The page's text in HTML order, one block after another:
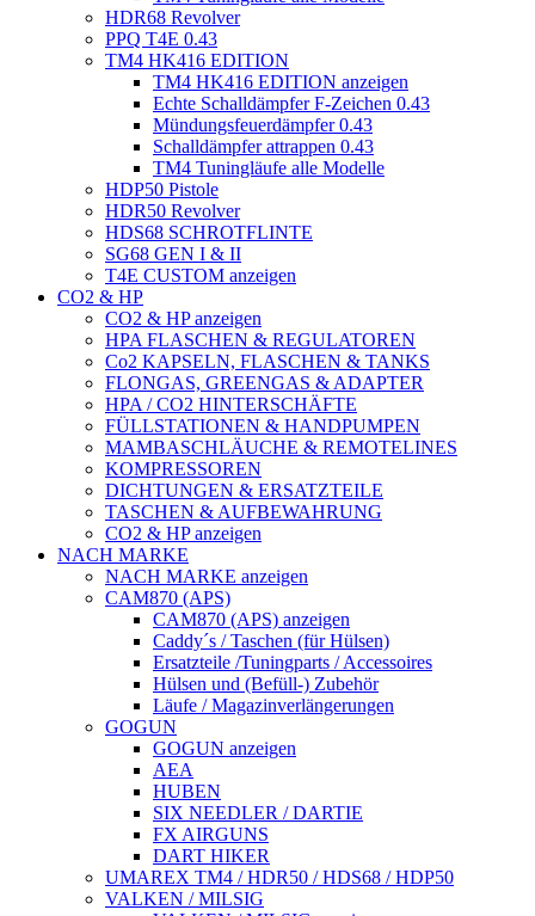
HDR68 Revolver
PPQ T4E 0.43
TM4 HK416 EDITION
TM4 HK416 EDITION anzeigen
Echte Schalldämpfer F-Zeichen 0.43
Mündungsfeuerdämpfer 0.43
Schalldämpfer attrappen 0.43
TM4 Tuningläufe alle Modelle
HDP50 Pistole
HDR50 Revolver
HDS68 SCHROTFLINTE
SG68 GEN I & II
T4E CUSTOM anzeigen
CO2 & HP
CO2 & HP anzeigen
HPA FLASCHEN & REGULATOREN
Co2 KAPSELN, FLASCHEN & TANKS
FLONGAS, GREENGAS & ADAPTER
HPA / CO2 HINTERSCHÄFTE
FÜLLSTATIONEN & HANDPUMPEN
MAMBASCHLÄUCHE & REMOTELINES
KOMPRESSOREN
DICHTUNGEN & ERSATZTEILE
TASCHEN & AUFBEWAHRUNG
CO2 & HP anzeigen
NACH MARKE
NACH MARKE anzeigen
CAM870 (APS)
CAM870 (APS) anzeigen
Caddy´s / Taschen (für Hülsen)
Ersatzteile /Tuningparts / Accessoires
Hülsen und (Befüll-) Zubehör
Läufe / Magazinverlängerungen
GOGUN
GOGUN anzeigen
AEA
HUBEN
SIX NEEDLER / DARTIE
FX AIRGUNS
DART HIKER
UMAREX TM4 / HDR50 / HDS68 / HDP50
VALKEN / MILSIG